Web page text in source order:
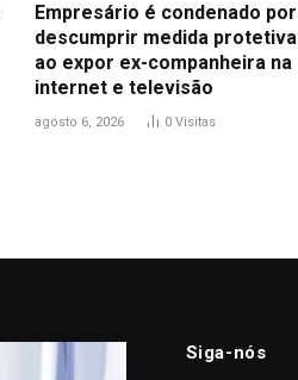
Empresário é condenado por
descumprir medida protetiva
ao expor ex-companheira na
internet e televisão
agosto 6, 2026 0 Visitas
Siga-nós